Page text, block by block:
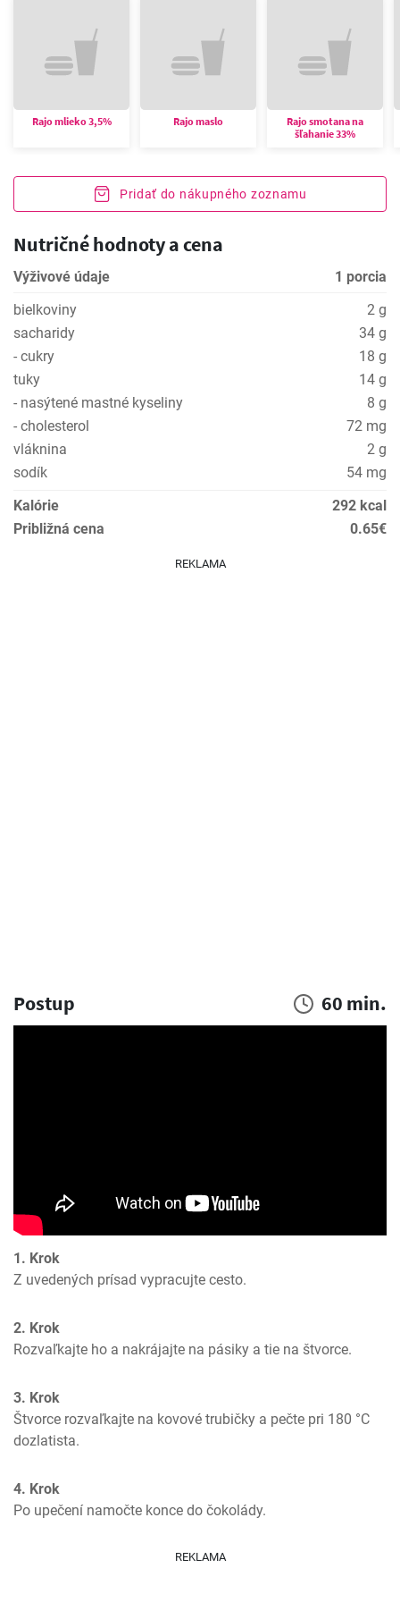
Rajo mlieko 3,5% Rajo maslo
Rajo smotana na
šľahanie 33%
Pridať do nákupného zoznamu
Nutričné hodnoty a cena
Výživové údaje
1 porcia
bielkoviny
2 g
sacharidy
34 g
- cukry
18 g
tuky
14 g
- nasýtené mastné kyseliny
8 g
- cholesterol
72 mg
vláknina
2 g
sodík
54 mg
Kalórie
292 kcal
Približná cena
0.65€
REKLAMA
Postup 60 min.
1. Krok
Z uvedených prísad vypracujte cesto.
2. Krok
Rozvaľkajte ho a nakrájajte na pásiky a tie na štvorce.
3. Krok
Štvorce rozvaľkajte na kovové trubičky a pečte pri 180 °C
dozlatista.
4. Krok
Po upečení namočte konce do čokolády.
REKLAMA